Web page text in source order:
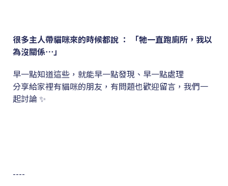
很多主人帶貓咪來的時候都說 ： 「牠一直跑廁所，我以
為沒關係⋯」
早一點知道這些，就能早一點發現、早一點處理
分享給家裡有貓咪的朋友，有問題也歡迎留言，我們一
起討論 ✨
----